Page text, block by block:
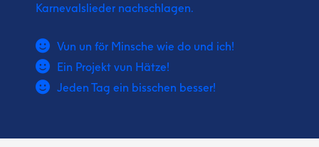
Karnevalslieder nachschlagen.
Vun un för Minsche wie do und ich!
Ein Projekt vun Hätze!
Jeden Tag ein bisschen besser!